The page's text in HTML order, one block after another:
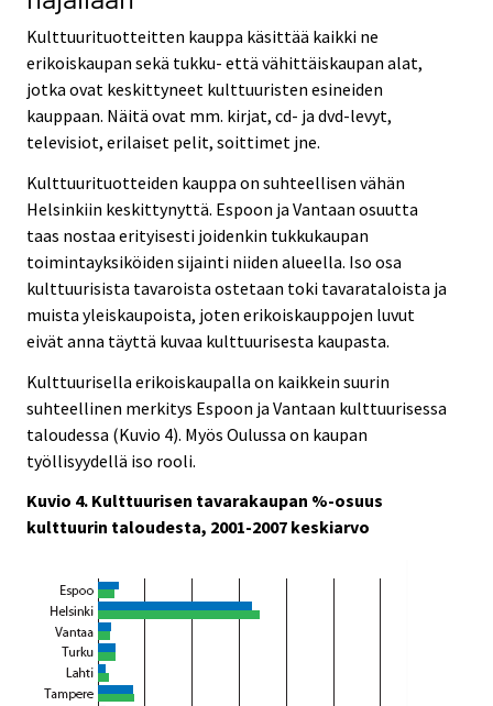
Kulttuurituotteitten kauppa käsittää kaikki ne
erikoiskaupan sekä tukku- että vähittäiskaupan alat,
jotka ovat keskittyneet kulttuuristen esineiden
kauppaan. Näitä ovat mm. kirjat, cd- ja dvd-levyt,
televisiot, erilaiset pelit, soittimet jne.
Kulttuurituotteiden kauppa on suhteellisen vähän
Helsinkiin keskittynyttä. Espoon ja Vantaan osuutta
taas nostaa erityisesti joidenkin tukkukaupan
toimintayksiköiden sijainti niiden alueella. Iso osa
kulttuurisista tavaroista ostetaan toki tavarataloista ja
muista yleiskaupoista, joten erikoiskauppojen luvut
eivät anna täyttä kuvaa kulttuurisesta kaupasta.
Kulttuurisella erikoiskaupalla on kaikkein suurin
suhteellinen merkitys Espoon ja Vantaan kulttuurisessa
taloudessa (Kuvio 4). Myös Oulussa on kaupan
työllisyydellä iso rooli.
Kuvio 4. Kulttuurisen tavarakaupan %-osuus
kulttuurin taloudesta, 2001-2007 keskiarvo